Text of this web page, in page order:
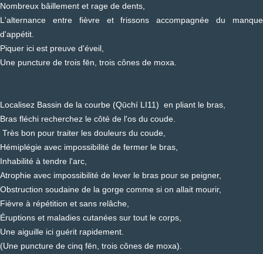
Nombreux bâillement et rage de dents,
L'alternance entre fièvre et frissons accompagnée du manque
d'appétit.
Piquer ici est preuve d'éveil,
Une puncture de trois fēn, trois cônes de moxa.
Localisez Bassin de la courbe (Qūchí LI11) en pliant le bras,
Bras fléchi recherchez le côté de l'os du coude.
Très bon pour traiter les douleurs du coude,
Hémiplégie avec impossibilité de fermer le bras,
Inhabilité à tendre l'arc,
Atrophie avec impossibilité de lever le bras pour se peigner,
Obstruction soudaine de la gorge comme si on allait mourir,
Fièvre à répétition et sans relâche,
Éruptions et maladies cutanées sur tout le corps,
Une aiguille ici guérit rapidement.
(Une puncture de cinq fēn, trois cônes de moxa).